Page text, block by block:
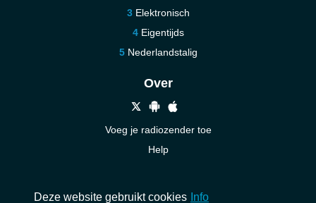
Elektronisch
Eigentijds
Nederlandstalig
Over
Voeg je radiozender toe
Help
Deze website gebruikt cookies Info